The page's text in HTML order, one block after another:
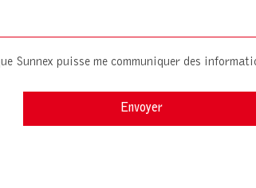
Sunnex puisse me communiquer des